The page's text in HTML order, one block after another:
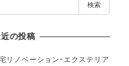
検索
の投稿
ノベーションｰエクステリア